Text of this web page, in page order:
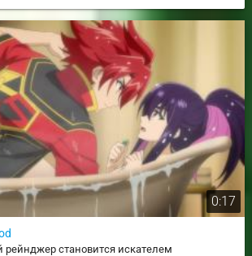
0:17
рейнджер становится искателем